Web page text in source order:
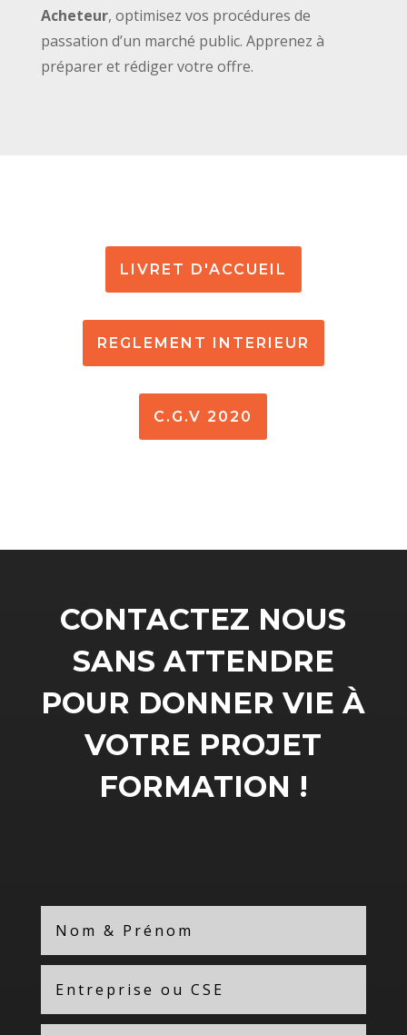
Acheteur, optimisez vos procédures de
passation d’un marché public. Apprenez à
préparer et rédiger votre offre.
LIVRET D'ACCUEIL
REGLEMENT INTERIEUR
C.G.V 2020
CONTACTEZ NOUS
SANS ATTENDRE
POUR DONNER VIE À
VOTRE PROJET
FORMATION !